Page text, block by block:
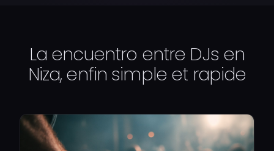
La encuentro entre DJs en
Niza, enfin simple et rapide